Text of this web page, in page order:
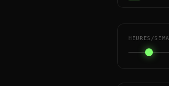
HEURES/